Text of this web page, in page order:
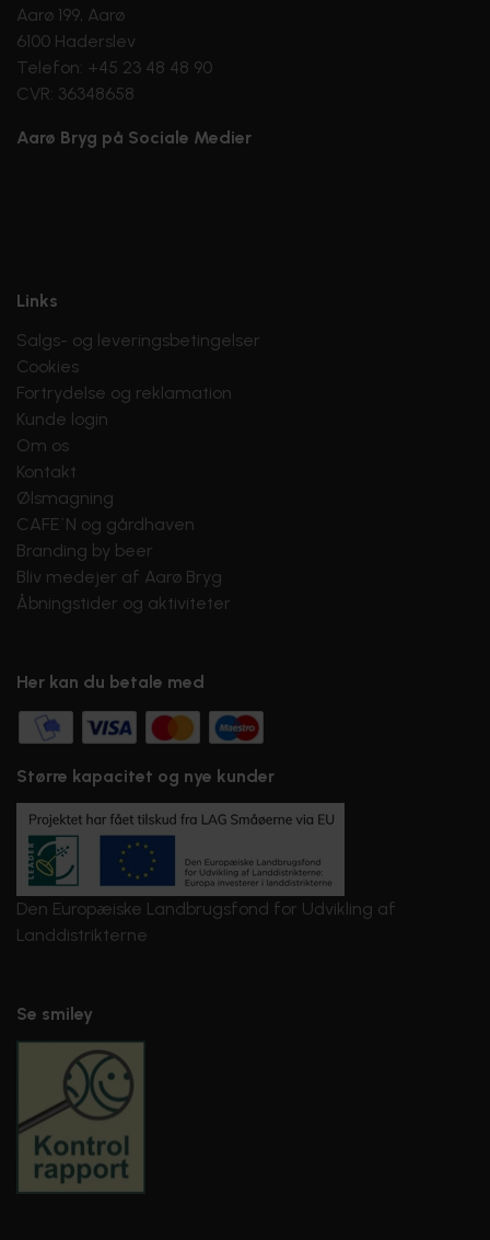
Aarø 199, Aarø
6100 Haderslev
Telefon: +45 23 48 48 90
CVR: 36348658
Aarø Bryg på Sociale Medier
Links
Salgs- og leveringsbetingelser
Cookies
Fortrydelse og reklamation
Kunde login
Om os
Kontakt
Ølsmagning
CAFE´N og gårdhaven
Branding by beer
Bliv medejer af Aarø Bryg
Åbningstider og aktiviteter
Her kan du betale med
Større kapacitet og nye kunder
Den Europæiske Landbrugsfond for Udvikling af
Landdistrikterne
Se smiley